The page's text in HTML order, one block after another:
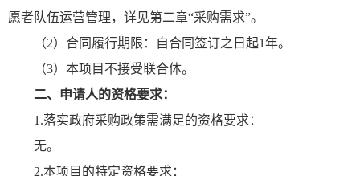
愿者队伍运营管理，详见第二章“采购需求”。
（2）合同履行期限：自合同签订之日起1年。
（3）本项目不接受联合体。
二、 申请人的资格要求：
1.落实政府采购政策需满足的资格要求：
无。
2.本项目的特定资格要求：